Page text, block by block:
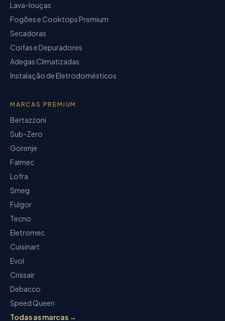
Lava-louças
Fogões e Cooktops Premium
Secadoras
Coifas e Depuradores
Adegas Climatizadas
Instalação de Eletrodomésticos
MARCAS PREMIUM
Bertazzoni
Sub-Zero
Gorenje
Falmec
Lofra
Smeg
Fulgor
Tecno
Eletromec
Cuisinart
Evol
Crissair
Debacco
Speed Queen
Todas as marcas →